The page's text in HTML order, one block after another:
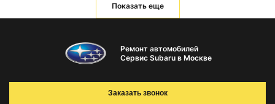
Показать еще
Ремонт автомобилей
Сервис Subaru в Москве
Заказать звонок